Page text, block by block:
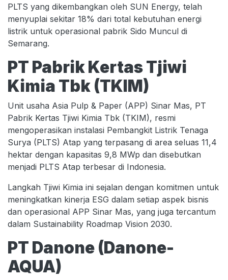
PLTS yang dikembangkan oleh SUN Energy, telah
menyuplai sekitar 18% dari total kebutuhan energi
listrik untuk operasional pabrik Sido Muncul di
Semarang.
PT Pabrik Kertas Tjiwi
Kimia Tbk (TKIM)
Unit usaha Asia Pulp & Paper (APP) Sinar Mas, PT
Pabrik Kertas Tjiwi Kimia Tbk (TKIM), resmi
mengoperasikan instalasi Pembangkit Listrik Tenaga
Surya (PLTS) Atap yang terpasang di area seluas 11,4
hektar dengan kapasitas 9,8 MWp dan disebutkan
menjadi PLTS Atap terbesar di Indonesia.
Langkah Tjiwi Kimia ini sejalan dengan komitmen untuk
meningkatkan kinerja ESG dalam setiap aspek bisnis
dan operasional APP Sinar Mas, yang juga tercantum
dalam Sustainability Roadmap Vision 2030.
PT Danone (Danone-
AQUA)